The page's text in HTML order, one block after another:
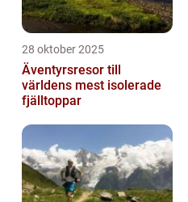
28 oktober 2025
Äventyrsresor till
världens mest isolerade
fjälltoppar